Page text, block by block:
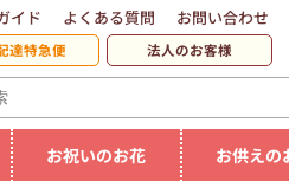
イド よくある質問 お問い合わせ
達特急便 法人のお客様
お祝いのお花 お供えの